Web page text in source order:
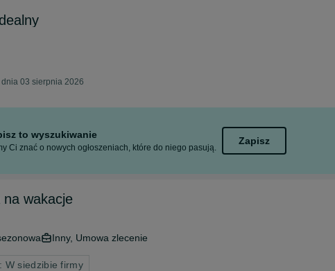
03 sierpnia 2026
to wyszukiwanie
Ci znać o nowych ogłoszeniach, które do niego pasują.
Zapisz
wakacje
Inny, Umowa zlecenie
W siedzibie firmy